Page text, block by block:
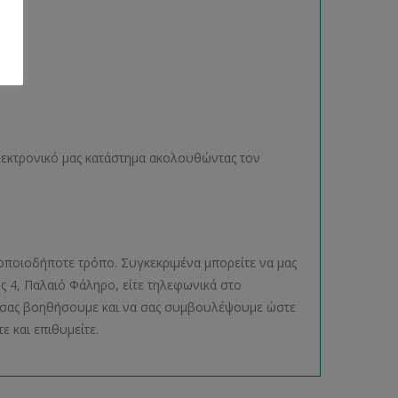
μας κατάστημα ακολουθώντας τον
τρόπο. Συγκεκριμένα μπορείτε να μας
4, Παλαιό Φάληρο, είτε τηλεφωνικά στο
σας βοηθήσουμε και να σας συμβουλέψουμε ώστε
και επιθυμείτε.